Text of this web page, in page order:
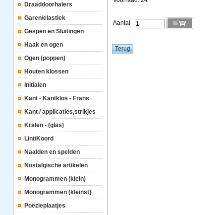
Draaddoorhalers
Garen/elastiek
Gespen en Sluitingen
Haak en ogen
Ogen (poppen)
Houten klossen
Initialen
Kant - Kantklos - Frans
Kant / applicaties,strikjes
Kralen - (glas)
Lint/Koord
Naalden en spelden
Nostalgische artikelen
Monogrammen (klein)
Monogrammen (kleinst}
Poëzieplaatjes
Aantal